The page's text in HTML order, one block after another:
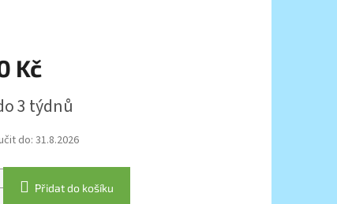
Kč
3 týdnů
do: 31.8.2026
Přidat do košíku